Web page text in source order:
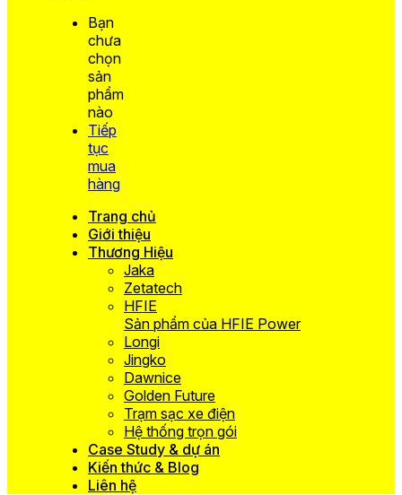
Bạn
chưa
chọn
sản
phẩm
nào
Tiếp
tục
mua
hàng
Trang chủ
Giới thiệu
Thương Hiệu
Jaka
Zetatech
HFIE
Sản phẩm của HFIE Power
Longi
Jingko
Dawnice
Golden Future
Trạm sạc xe điện
Hệ thống trọn gói
Case Study & dự án
Kiến thức & Blog
Liên hệ